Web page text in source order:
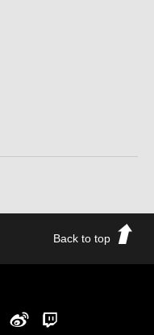
Back to top
Instgram新浪微博